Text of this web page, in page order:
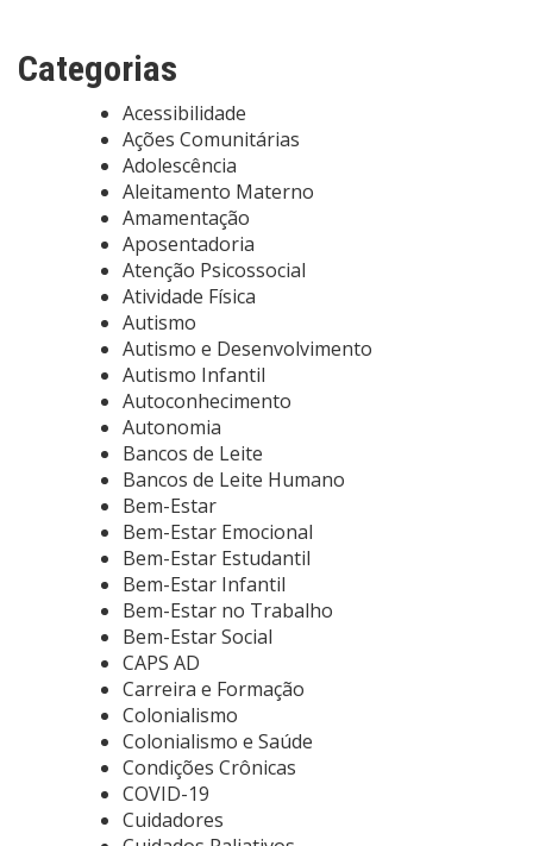
Categorias
Acessibilidade
Ações Comunitárias
Adolescência
Aleitamento Materno
Amamentação
Aposentadoria
Atenção Psicossocial
Atividade Física
Autismo
Autismo e Desenvolvimento
Autismo Infantil
Autoconhecimento
Autonomia
Bancos de Leite
Bancos de Leite Humano
Bem-Estar
Bem-Estar Emocional
Bem-Estar Estudantil
Bem-Estar Infantil
Bem-Estar no Trabalho
Bem-Estar Social
CAPS AD
Carreira e Formação
Colonialismo
Colonialismo e Saúde
Condições Crônicas
COVID-19
Cuidadores